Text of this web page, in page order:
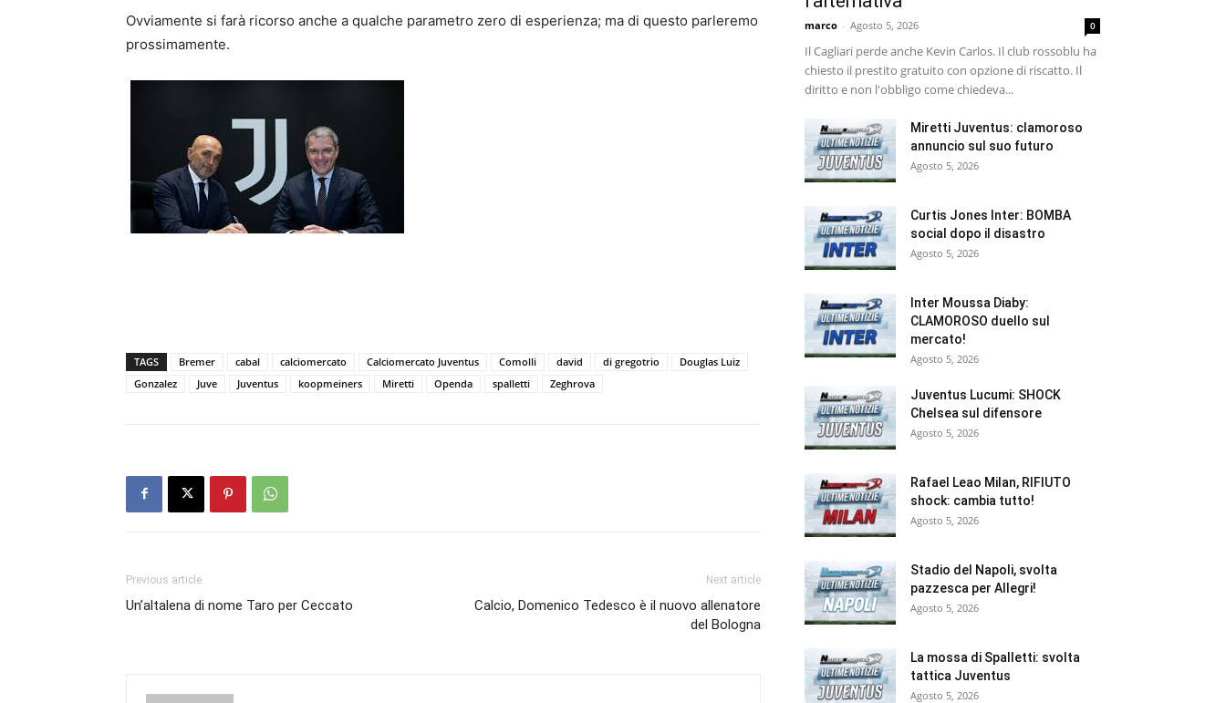
Ovviamente si farà ricorso anche a qualche parametro zero di esperienza; ma di questo parleremo
prossimamente.
TAGS Bremer cabal calciomercato Calciomercato Juventus Comolli david di gregotrio
Douglas Luiz
Gonzalez
Juve Juventus koopmeiners Miretti Openda spalletti Zeghrova
Previous article
Un’altalena di nome Taro per Ceccato
Next article
Calcio, Domenico Tedesco è il nuovo allenatore
del Bologna
marco - Agosto 5, 2026 0
Il Cagliari perde anche Kevin Carlos. Il club rossoblu ha
chiesto il prestito gratuito con opzione di riscatto. Il
diritto e non l'obbligo come chiedeva...
Miretti Juventus: clamoroso
annuncio sul suo futuro
Agosto 5, 2026
Curtis Jones Inter: BOMBA
social dopo il disastro
Agosto 5, 2026
Inter Moussa Diaby:
CLAMOROSO duello sul
mercato!
Agosto 5, 2026
Juventus Lucumi: SHOCK
Chelsea sul difensore
Agosto 5, 2026
Rafael Leao Milan, RIFIUTO
shock: cambia tutto!
Agosto 5, 2026
Stadio del Napoli, svolta
pazzesca per Allegri!
Agosto 5, 2026
La mossa di Spalletti: svolta
tattica Juventus
Agosto 5, 2026